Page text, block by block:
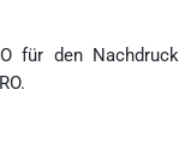
für den Nachdruck